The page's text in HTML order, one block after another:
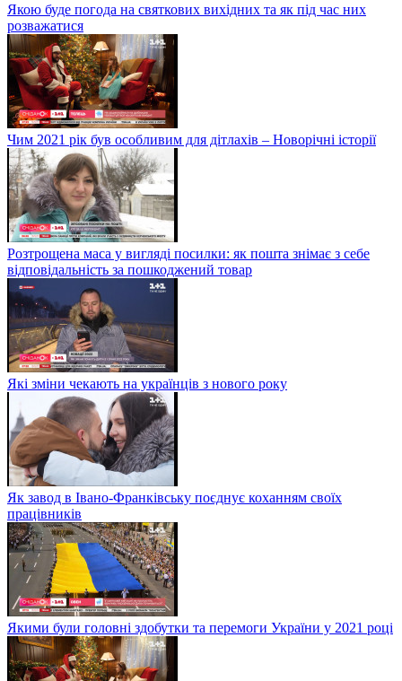
Якою буде погода на святкових вихідних та як під час них
розважатися
Чим 2021 рік був особливим для дітлахів – Новорічні історії
Розтрощена маса у вигляді посилки: як пошта знімає з себе
відповідальність за пошкоджений товар
Які зміни чекають на українців з нового року
Як завод в Івано-Франківську поєднує коханням своїх
працівників
Якими були головні здобутки та перемоги України у 2021 році